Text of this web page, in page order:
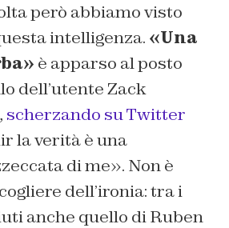
però abbiamo visto
intelligenza. «Una
è apparso al posto
dell’utente Zack
scherzando su Twitter
la verità è una
di me». Non è
dell’ironia: tra i
anche quello di Ruben